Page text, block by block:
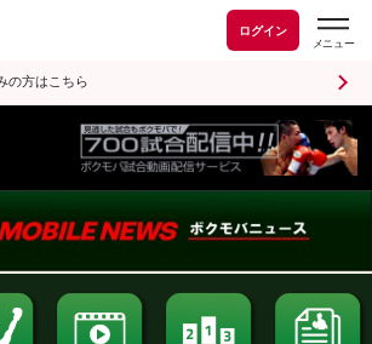
ログイン
の方はこちら